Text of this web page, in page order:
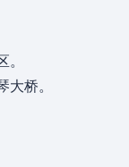
大桥。